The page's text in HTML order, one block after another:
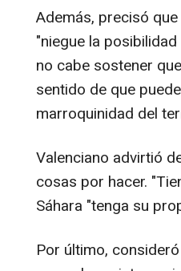
Además, precisó
"niegue la
no cabe sostener
sentido de que
marroquinidad del
Valenciano advirtió
cosas por hacer.
Sáhara "tenga su
Por último,